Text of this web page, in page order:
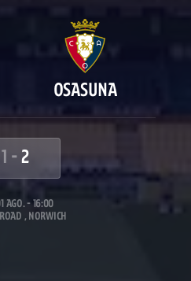
OSASUNA
1 -2
AGO. - 16:00
, NORWICH